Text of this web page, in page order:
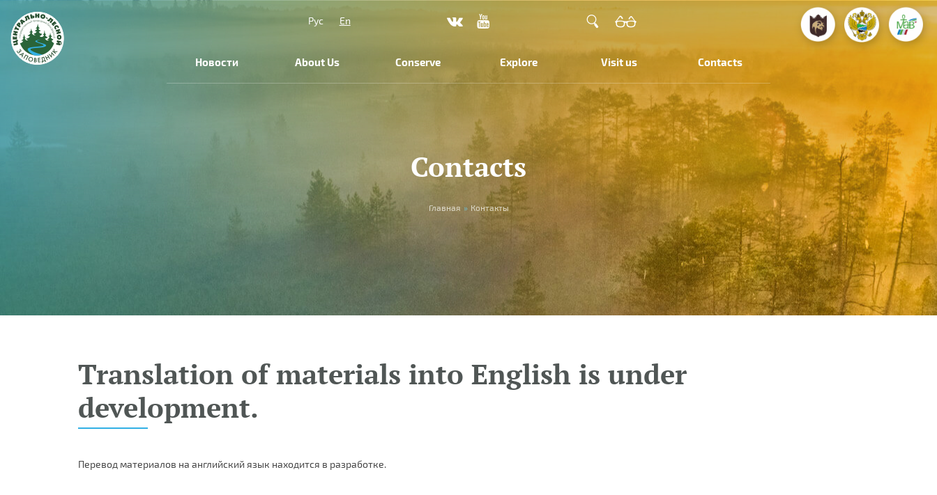
Рус
En
Новости About Us Conserve Explore Visit us Contacts
Contacts
Главная » Контакты
Translation of materials into English is under
development.
Перевод материалов на английский язык находится в разработке.